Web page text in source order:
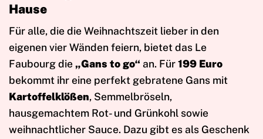
Hause
Für alle, die die Weihnachtszeit lieber in den
eigenen vier Wänden feiern, bietet das Le
Faubourg die „Gans to go“ an. Für199 Euro
bekommt ihr eine perfekt gebratene Gans mit
Kartoffelklößen, Semmelbröseln,
hausgemachtem Rot- und Grünkohl sowie
weihnachtlicher Sauce. Dazu gibt es als Geschenk